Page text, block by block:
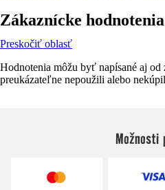
Zákaznícke hodnotenia
Preskočiť oblasť
Hodnotenia môžu byť napísané aj
preukázateľne nepoužili alebo
Možnosti